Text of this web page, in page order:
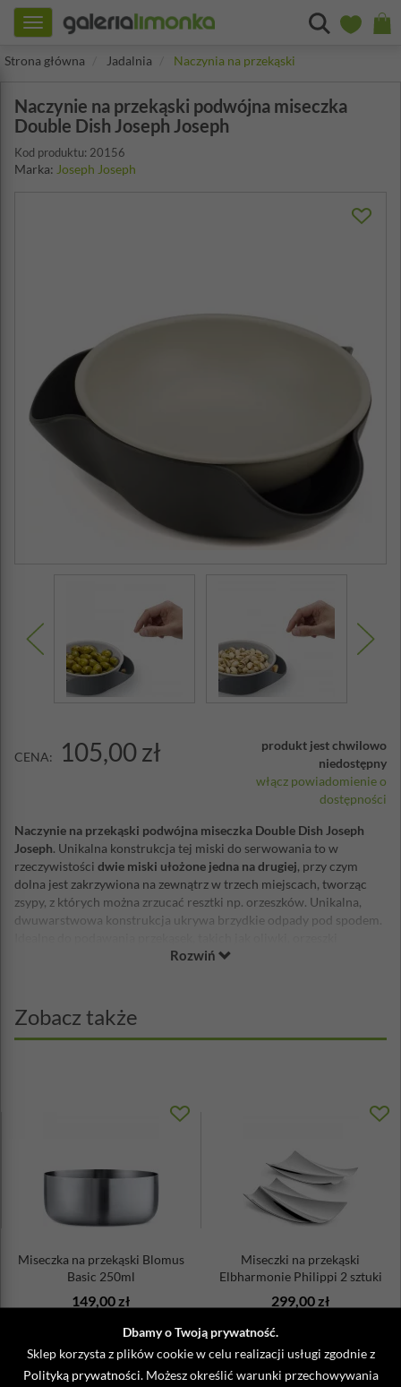
Dbamy o Twoją prywatność.
Sklep korzysta z plików cookie w celu realizacji usługi zgodnie z
Polityką prywatności . Możesz określić warunki przechowywania
Toggle
navigation
Strona główna
Jadalnia Naczynia na przekąski
Naczynie na przekąski podwójna miseczka
Double Dish Joseph Joseph
Kod produktu: 20156
Marka: Joseph Joseph
CENA: 105,00 zł
produkt jest chwilowo
niedostępny
włącz powiadomienie o
dostępności
Naczynie na przekąski podwójna miseczka Double Dish Joseph
Joseph. Unikalna konstrukcja tej miski do serwowania to w
rzeczywistości dwie miski ułożone jedna na drugiej, przy czym
dolna jest zakrzywiona na zewnątrz w trzech miejscach, tworząc
zsypy, z których można zrzucać resztki np. orzeszków. Unikalna,
dwuwarstwowa konstrukcja ukrywa brzydkie odpady pod spodem.
pistacjowe i cukierki. Nie ma potrzeby umieszczania dodatkowych,
Wysokość: 6,5 cm
Materiał: tworzywo sztuczne wolne od BPA
Rozwiń
Zobacz także
Miseczka na przekąski Blomus
Basic 250ml
149,00 zł
Miseczki na przekąski
Elbharmonie Philippi 2 sztuki
299,00 zł